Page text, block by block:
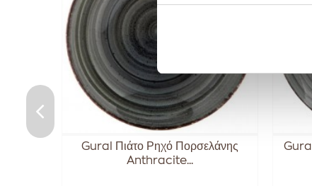
Gural Πιάτο Ρηχό Πορσελάνης
Anthracite...